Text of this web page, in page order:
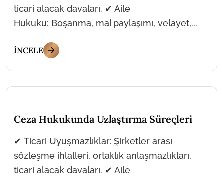
ticari alacak davaları. ✔ Aile
Hukuku: Boşanma, mal paylaşımı, velayet,...
İNCELE
Ceza Hukukunda Uzlaştırma Süreçleri
✔ Ticari Uyuşmazlıklar: Şirketler arası
sözleşme ihlalleri, ortaklık anlaşmazlıkları,
ticari alacak davaları. ✔ Aile